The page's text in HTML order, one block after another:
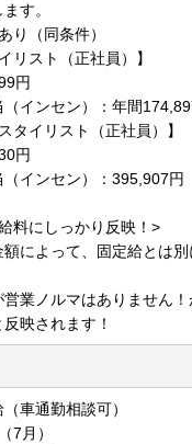
す。
り（同条件）
リスト（正社員）】
円
インセン）：年間
タイリスト（正社員）】
円
インセン）：395,907円
料にしっかり反映！>
によって、固定給とは別
営業ノルマはありません
映されます！
車通勤相談可）
7月）